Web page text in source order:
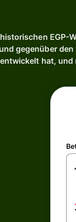
EGP-
gegenüber
entwickelt hat, und